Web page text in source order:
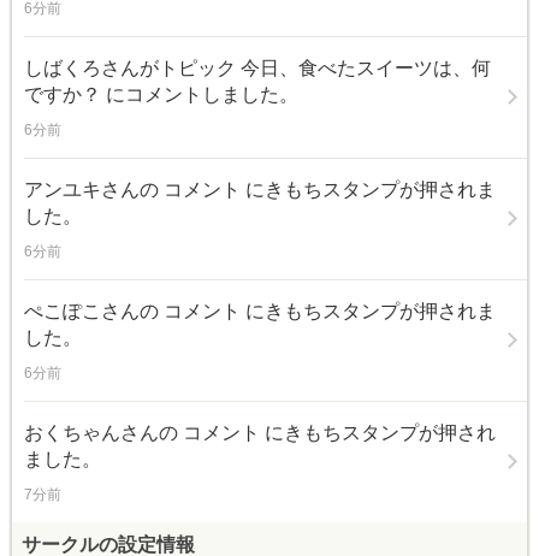
6分前
しばくろ さんがトピック 今日、食べたスイーツは、何
ですか？ にコメントしました。
6分前
アンユキ さんの コメント にきもちスタンプが押されま
した。
6分前
ぺこぽこ さんの コメント にきもちスタンプが押されま
した。
6分前
おくちゃんさんの コメント にきもちスタンプが押され
ました。
7分前
サークルの設定情報